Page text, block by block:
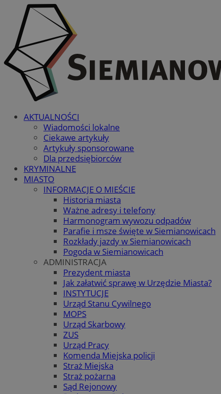
AKTUALNOŚCI
Wiadomości lokalne
Ciekawe artykuły
Artykuły sponsorowane
Dla przedsiębiorców
KRYMINALNE
MIASTO
INFORMACJE O MIEŚCIE
Historia miasta
Ważne adresy i telefony
Harmonogram wywozu odpadów
Parafie i msze święte w Siemianowicach
Rozkłady jazdy w Siemianowicach
Pogoda w Siemianowicach
ADMINISTRACJA
Prezydent miasta
Jak załatwić sprawę w Urzędzie Miasta?
INSTYTUCJE
Urząd Stanu Cywilnego
MOPS
Urząd Skarbowy
ZUS
Urząd Pracy
Komenda Miejska policji
Straż Miejska
Straż pożarna
Sąd Rejonowy